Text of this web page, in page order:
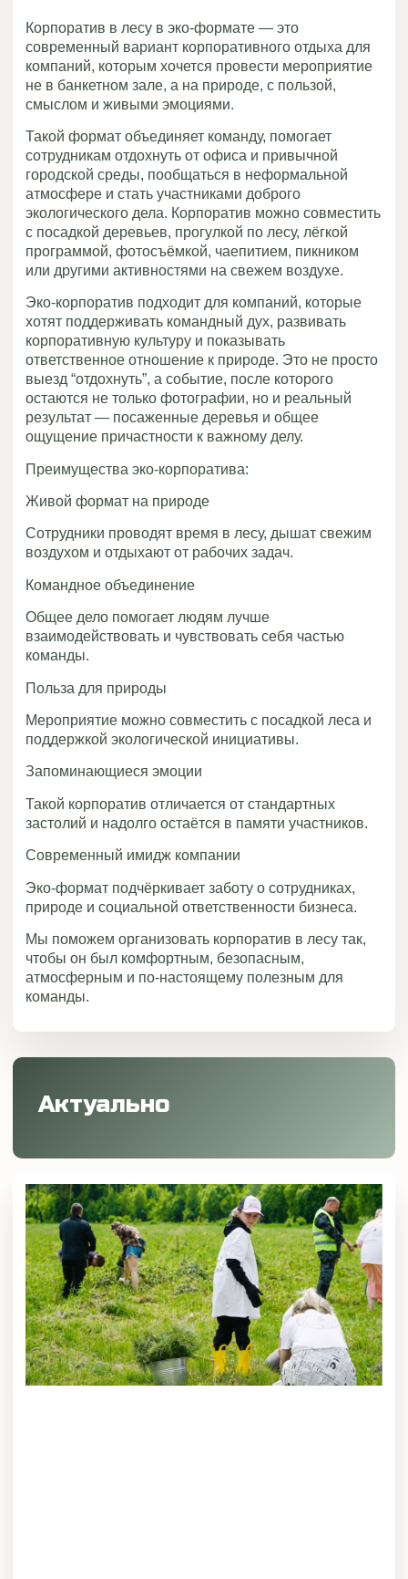
Корпоратив в лесу в эко-формате — это
современный вариант корпоративного отдыха для
компаний, которым хочется провести мероприятие
не в банкетном зале, а на природе, с пользой,
смыслом и живыми эмоциями.
Такой формат объединяет команду, помогает
сотрудникам отдохнуть от офиса и привычной
городской среды, пообщаться в неформальной
атмосфере и стать участниками доброго
экологического дела. Корпоратив можно совместить
с посадкой деревьев, прогулкой по лесу, лёгкой
программой, фотосъёмкой, чаепитием, пикником
или другими активностями на свежем воздухе.
Эко-корпоратив подходит для компаний, которые
хотят поддерживать командный дух, развивать
корпоративную культуру и показывать
ответственное отношение к природе. Это не просто
выезд “отдохнуть”, а событие, после которого
остаются не только фотографии, но и реальный
результат — посаженные деревья и общее
ощущение причастности к важному делу.
Преимущества эко-корпоратива:
Живой формат на природе
Сотрудники проводят время в лесу, дышат свежим
воздухом и отдыхают от рабочих задач.
Командное объединение
Общее дело помогает людям лучше
взаимодействовать и чувствовать себя частью
команды.
Польза для природы
Мероприятие можно совместить с посадкой леса и
поддержкой экологической инициативы.
Запоминающиеся эмоции
Такой корпоратив отличается от стандартных
застолий и надолго остаётся в памяти участников.
Современный имидж компании
Эко-формат подчёркивает заботу о сотрудниках,
природе и социальной ответственности бизнеса.
Мы поможем организовать корпоратив в лесу так,
чтобы он был комфортным, безопасным,
атмосферным и по-настоящему полезным для
команды.
Актуально